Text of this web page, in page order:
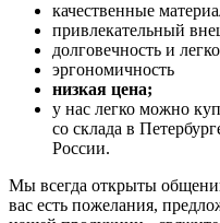
качественные
привлекательный
долговечность и
эргономичность
низкая цена;
у нас легко можно
со склада в
России.
Мы всегда открыты
вас есть пожелания,